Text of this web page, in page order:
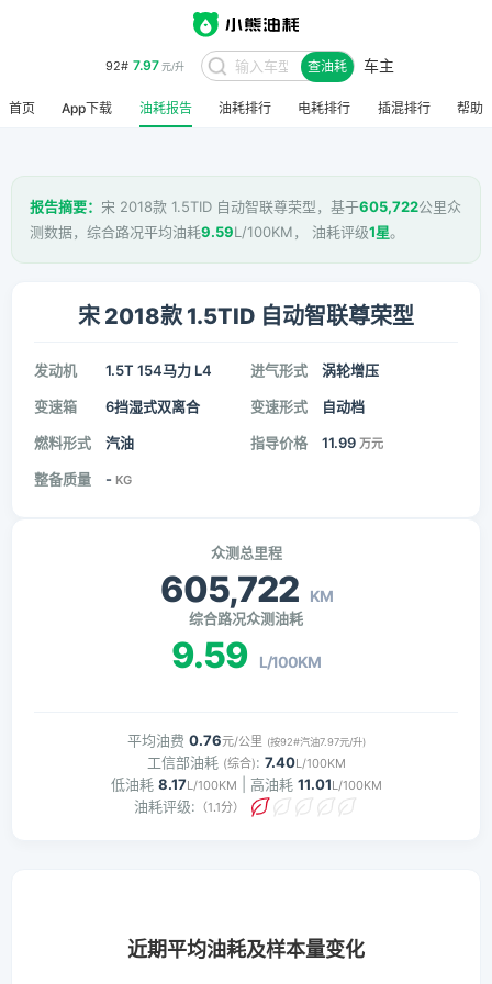
92# 7.97元/升 查油耗 车主
首页 App下载 油耗报告 油耗排行 电耗排行 插混排行 帮助
报告摘要： 宋 2018款 1.5TID 自动智联尊荣型，基于605,722公里众
测数据，综合路况平均油耗9.59L/100KM， 油耗评级1星。
宋 2018款 1.5TID 自动智联尊荣型
发动机 1.5T 154马力 L4 进气形式 涡轮增压
变速箱 6挡湿式双离合 变速形式 自动档
燃料形式 汽油 指导价格 11.99 万元
整备质量 - KG
众测总里程
605,722 KM
综合路况众测油耗
9.59 L/100KM
平均油费 0.76元/公里 (按92#汽油7.97元/升)
工信部油耗 (综合): 7.40L/100KM
低油耗 8.17L/100KM | 高油耗 11.01L/100KM
油耗评级: （1.1分）